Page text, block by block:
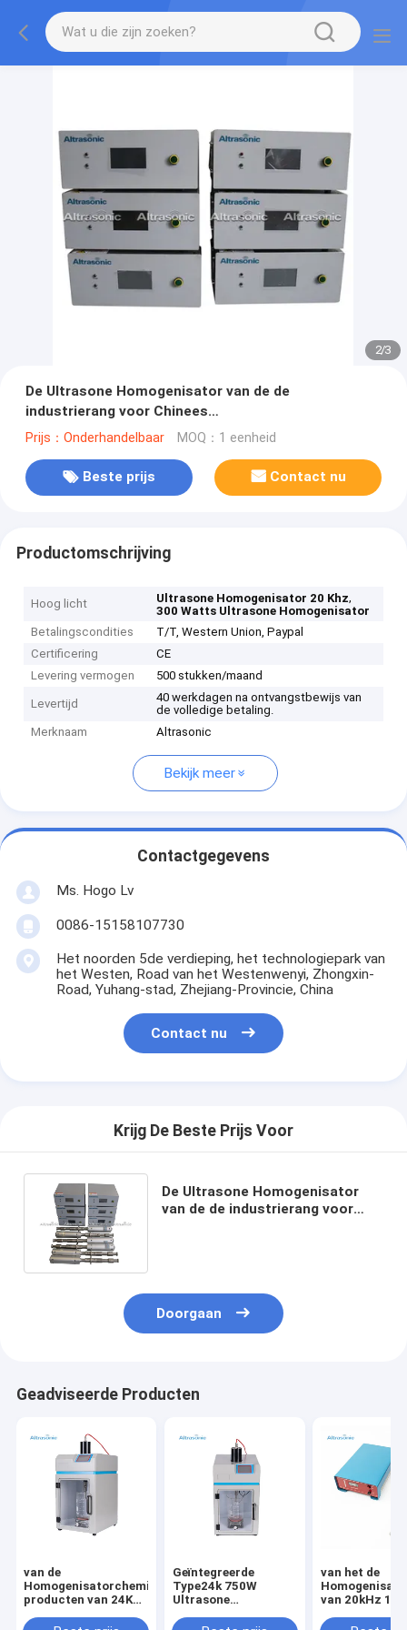
2/3
De Ultrasone Homogenisator van de de
industrierang voor Chinees
Kruidengeneeskundeuittreksel
Prijs：Onderhandelbaar MOQ：1 eenheid
Beste prijs Contact nu
Productomschrijving
Hoog licht Ultrasone Homogenisator 20 Khz,
300 Watts Ultrasone Homogenisator
Betalingscondities
T/T, Western Union, Paypal
Certificering
CE
Levering vermogen
500 stukken/maand
Levertijd
40 werkdagen na ontvangstbewijs van
de volledige betaling.
Merknaam
Altrasonic
Bekijk meer
Contactgegevens
Ms. Hogo Lv
0086-15158107730
Het noorden 5de verdieping, het technologiepark van
het Westen, Road van het Westenwenyi, Zhongxin-
Road, Yuhang-stad, Zhejiang-Provincie, China
Contact nu
Krijg De Beste Prijs Voor
De Ultrasone Homogenisator
van de de industrierang voor
Doorgaan
Geadviseerde Producten
van de
Homogenisatorchemische
producten van 24K
Productie van
Geïntegreerde
Type24k 750W
Ultrasone
Geluiddichte Doos
van het de
van 20kHz